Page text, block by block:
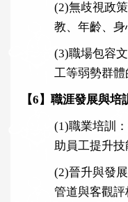
(2)無歧視政
教、年齡、身
(3)職場包容
工等弱勢群體
【6】職涯發展與培
(1)職業培訓
助員工提升技
(2)晉升與發
管道與客觀